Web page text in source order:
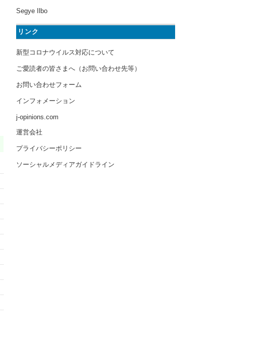
Segye Ilbo
リンク
新型コロナウイルス対応について
ご愛読者の皆さまへ（お問い合わせ先等）
お問い合わせフォーム
インフォメーション
j-opinions.com
運営会社
プライバシーポリシー
ソーシャルメディアガイドライン